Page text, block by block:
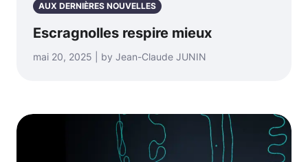
AUX DERNIÈRES NOUVELLES
Escragnolles respire mieux
mai 20, 2025 | by Jean-Claude JUNIN